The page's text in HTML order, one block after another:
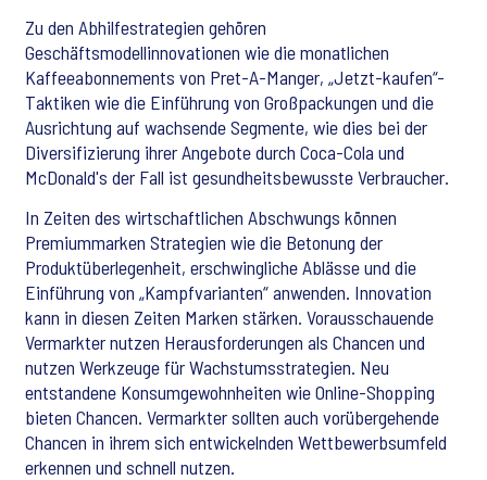
Zu den Abhilfestrategien gehören
Geschäftsmodellinnovationen wie die monatlichen
Kaffeeabonnements von Pret-A-Manger, „Jetzt-kaufen“-
Taktiken wie die Einführung von Großpackungen und die
Ausrichtung auf wachsende Segmente, wie dies bei der
Diversifizierung ihrer Angebote durch Coca-Cola und
McDonald's der Fall ist gesundheitsbewusste Verbraucher.
In Zeiten des wirtschaftlichen Abschwungs können
Premiummarken Strategien wie die Betonung der
Produktüberlegenheit, erschwingliche Ablässe und die
Einführung von „Kampfvarianten“ anwenden. Innovation
kann in diesen Zeiten Marken stärken. Vorausschauende
Vermarkter nutzen Herausforderungen als Chancen und
nutzen Werkzeuge für Wachstumsstrategien. Neu
entstandene Konsumgewohnheiten wie Online-Shopping
bieten Chancen. Vermarkter sollten auch vorübergehende
Chancen in ihrem sich entwickelnden Wettbewerbsumfeld
erkennen und schnell nutzen.